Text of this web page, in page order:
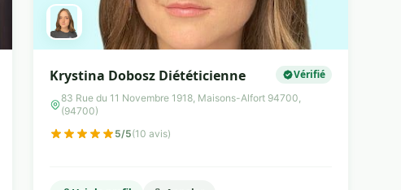
Krystina Dobosz Diététicienne Vérifié
83 Rue du 11 Novembre 1918, Maisons-Alfort 94700,
(94700)
5/5(10 avis)